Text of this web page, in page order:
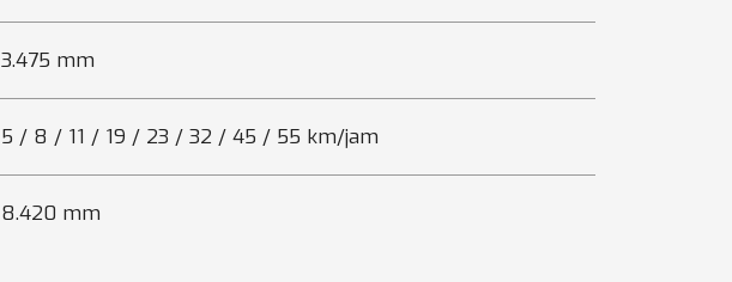
3.475 mm
5 / 8 / 11 / 19 / 23 / 32 / 45 / 55 km/jam
8.420 mm